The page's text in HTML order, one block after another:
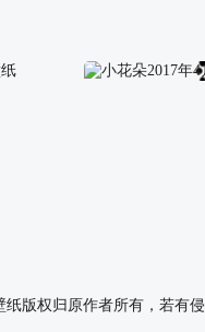
大海风景2024
纸版权归原作者所有，若